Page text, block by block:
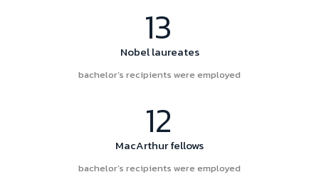
13
Nobel laureates
bachelor’s recipients were employed
12
MacArthur fellows
bachelor’s recipients were employed